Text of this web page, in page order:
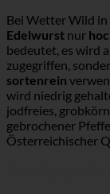
Bei Wetter Wild
Edelwurst nur
bedeutet, es wird
zugegriffen,
sortenrein
wird niedrig
jodfreies,
gebrochener
Österreichischer